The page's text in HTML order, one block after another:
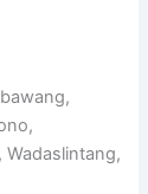
Wadaslintang,